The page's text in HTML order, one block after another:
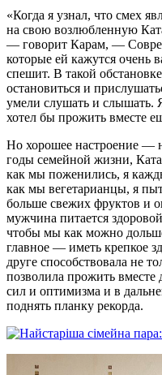
«Когда я узнал, что смех
на свою возлюбленную
— говорит Карам, —
которые ей кажутся очень
спешит. В такой
остановиться и
умели слушать и слышать.
хотел бы прожить вместе
Но хорошее настроение —
годы семейной жизни,
как мы поженились, я
как мы вегетарианцы, я
больше свежих фруктов и
мужчина питается
чтобы мы как можно
главное — иметь крепкое
друге способствовала не
позволила прожить
сил и оптимизма и в
поднять планку рекорда.